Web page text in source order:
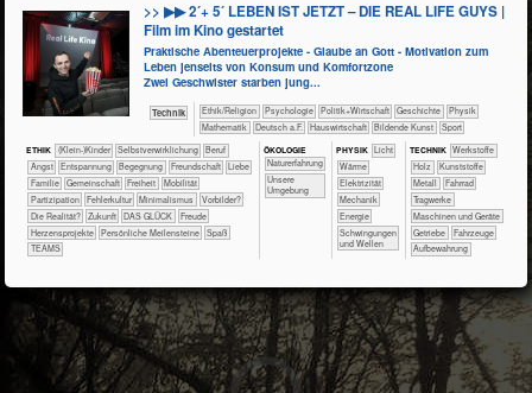
>> ▶▶ 2´+ 5´ LEBEN IST JETZT – DIE REAL LIFE GUYS |
Film im Kino gestartet
Praktische Abenteuerprojekte - Glaube an Gott - Motivation zum
Leben jenseits von Konsum und Komfortzone
Zwei Geschwister starben jung...
​Technik ​​​​​​​​​​Ethik/​Religion ​​​​​​​​​​Psychologie ​​​​​​​​​Politik+​Wirtschaft ​​​​​​​​Geschichte
​​​​​​​Physik
​​​​​​Mathematik
​​​Deutsch a.F. ​Haus­wirtschaft Bildende Kunst
Sport
ETHIK (Klein-)Kinder ​​​​​​​​​​​​​​​​​​​​​​​​​​​​​​​​​​​​​​​​Selbst­verwirklichung
​​​​​​​​​​​​​​​Beruf
​​​​​​​​​​​​​Angst
​​​​​​​​​​​​​Entspannung ​​​​​​​​​​​​Begegnung ​​​​​​​​​​​​Freundschaft
​​​​​​​​​​​​Liebe
​​​​​​​​​​​Familie
​​​​​​​​​​Gemeinschaft ​​​Freiheit
​​​Mobilität
​​​Partizipation
​​Fehlerkultur ​​Minimalismus
​​Vorbilder?
​Die Realität?
​Zukunft DAS GLÜCK
Freude
Herzensprojekte
Persönliche Meilensteine
Spaß
TEAMS
ÖKO​LOGIE
​​​​​​​​​​​​​Naturerfahrung
​​​​​​​​​​​​​Unsere
Umgebung
PHY​SIK ​​​​​Licht
​​​​​Wärme
​​​Elektrizität
​​​Mechanik
​​Energie
​Schwingungen
und Wellen
TECH​NIK ​​​​​​​​​Werkstoffe
​​​​​​​​Holz
​​​​​​​​Kunststoffe
​​​​​​​​Metall
​​​​​​​Fahrrad
​​​​​Tragwerke
​​​​Maschinen und Geräte
​​Getriebe
​Fahrzeuge
Aufbewahrung